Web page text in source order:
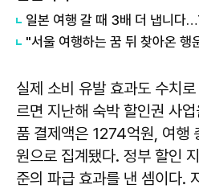
일본 여행 갈 때 3배 더 냅니다
실제 소비 유발 효과도 수치
르면 지난해 숙박 할인권 사
품 결제액은 1274억원, 여
원으로 집계됐다. 정부 할인
준의 파급 효과를 낸 셈이다.